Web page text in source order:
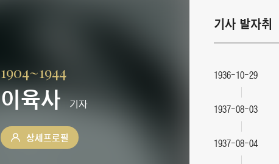
1904~1944
이육사 기자
상세프로필
기사 발자취
1936-10-29
1937-08-03
1937-08-04